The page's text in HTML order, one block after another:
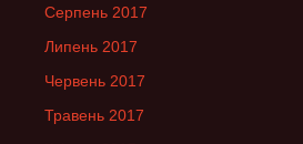
Серпень 2017
Липень 2017
Червень 2017
Травень 2017